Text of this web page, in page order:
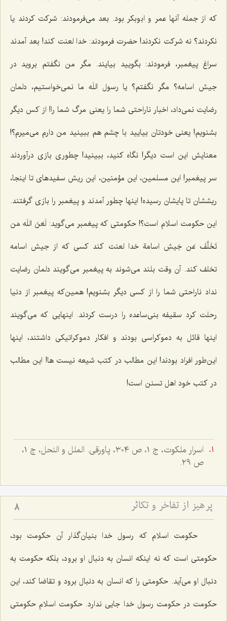
كه از جمله آنها عمر و ابوبكر بود. بعد می‌فرمودند: شركت كردند یا
نكردند؟ نه شركت نكردند! حضرت فرمودند: خدا لعنت كند! بعد آمدند
سراغ پیغمبر، فرمودند: بگویید بیایند. مگر من نگفتم بروید در
جیش اسامه؟ مگر نگفتم؟ یا رسول اللَه ما نمی‌خواستیم، دلمان
رضایت نمی‌داد، اخبار ناراحتی شما را یعنی مرگ شما را! از كس دیگر
بشنویم! یعنی خودتان بیایید با چشم هم ببینید من دارم می‌میرم؟!
معنایش این است دیگر! نگاه كنید، ببینید! چطوری بازی درآوردند
سر پیغمبر! این مسلمین، این مؤمنین، این ریش سفیدهای تا اینجا،
ریششان تا پایشان رسیده! اینها چطور آمدند و پیغمبر را بازی گرفتند.
این حكومت اسلام است؟! حكومتی كه پیغمبر می‌گوید: لَعَنَ اللَه مَن
تَخَلَّفَ عَن جَیشِ اسامَة خدا لعنت كند كسی كه از جیش اسامه
تخلف كند. آن وقت بلند می‌شوند به پیغمبر می‌گویند دلمان رضایت
نداد ناراحتی شما را از كسی دیگر بشنویم! همین‌كه پیغمبر از دنیا
رحلت كرد سقیفه بنی‌ساعده را درست كردند. اینهایی كه می‌گویند
اینها قائل به دموكراسی بودند و افكار دموكراتیكی داشتند، اینها
این‌طور افراد بودند! این مطالب در كتب شیعه نیست ها! این مطالب
در كتب خود اهل تسنن است!
اسرار ملكوت، ج ١، ص ٣٠٤، پاورقى. الملل و النحل، ج ١،
ص ٢٩.
پرهیز از تفاخر و تكاثر 8
حكومت اسلام كه رسول خدا بنیان‌گذار آن حكومت بود،
حكومتی است كه نه اینكه انسان به دنبال او برود، بلكه حكومت به
دنبال او می‌آید. حكومتی را كه انسان به دنبال برود و تقاضا كند، این
حكومت در حكومت رسول خدا جایی ندارد. حكومت اسلام حكومتی